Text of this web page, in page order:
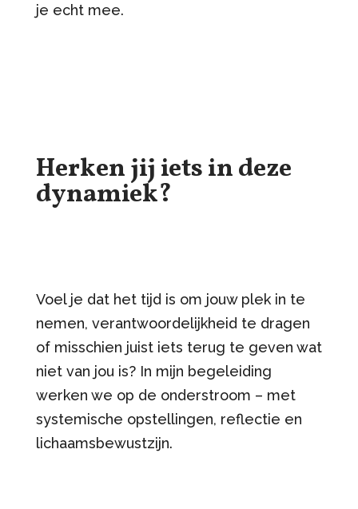
je echt mee.
Herken jij iets in deze
dynamiek?
Voel je dat het tijd is om jouw plek in te
nemen, verantwoordelijkheid te dragen
of misschien juist iets terug te geven wat
niet van jou is? In mijn begeleiding
werken we op de onderstroom – met
systemische opstellingen, reflectie en
lichaamsbewustzijn.